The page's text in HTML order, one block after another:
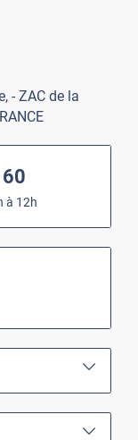
- ZAC de la
à 12h